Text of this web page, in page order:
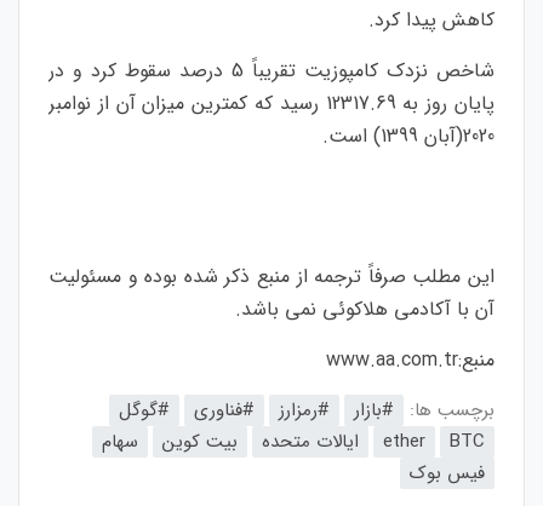
کاهش پیدا کرد.
شاخص نزدک کامپوزیت تقریباً 5 درصد سقوط کرد و در
پایان روز به 12317.69 رسید که کمترین میزان آن از نوامبر
2020(آبان 1399) است.
این مطلب صرفاً ترجمه از منبع ذکر شده بوده و مسئولیت
آن با آکادمی هلاکوئی نمی باشد.
منبع:www.aa.com.tr
برچسب ها: #بازار #رمزارز #فناوری
#گوگل
BTC
ether ایالات متحده بیت کوین
سهام
فیس بوک